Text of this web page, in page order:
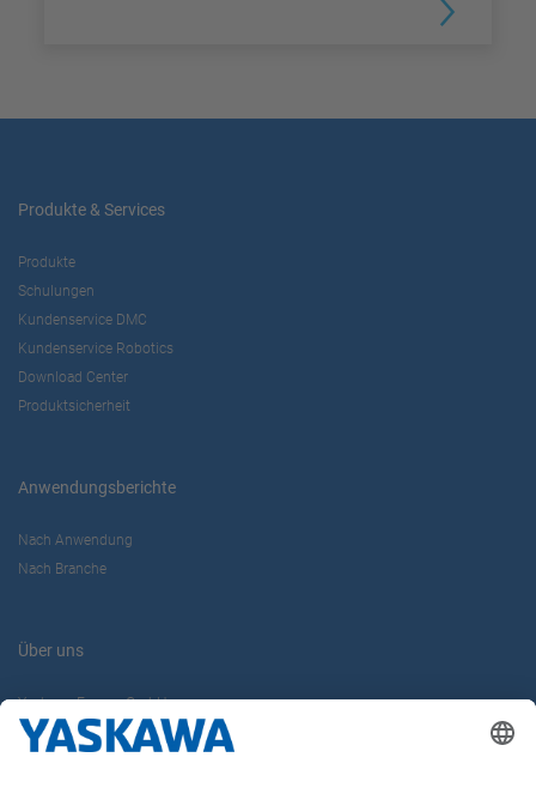
Produkte & Services
Produkte
Schulungen
Kundenservice DMC
Kundenservice Robotics
Download Center
Produktsicherheit
Anwendungsberichte
Nach Anwendung
Nach Branche
Über uns
Yaskawa Europe GmbH
Karriere